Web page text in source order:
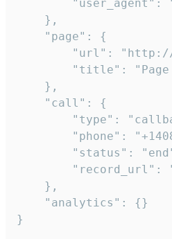
"user_agent":
    },
    "page": {
"url":
"title": "Page
    },
    "call": {
"type":
"phone":
"status":
"record_url":
    },
    "analytics": {}
}